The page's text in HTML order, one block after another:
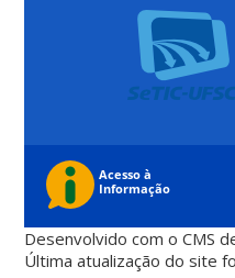
Desenvolvido com o CMS
Última atualização do site